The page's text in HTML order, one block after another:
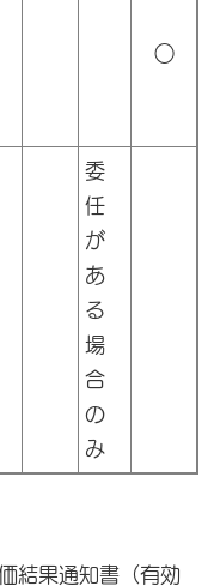
○
委
任
が
あ
る
場
合
の
み
結果通知書（有効